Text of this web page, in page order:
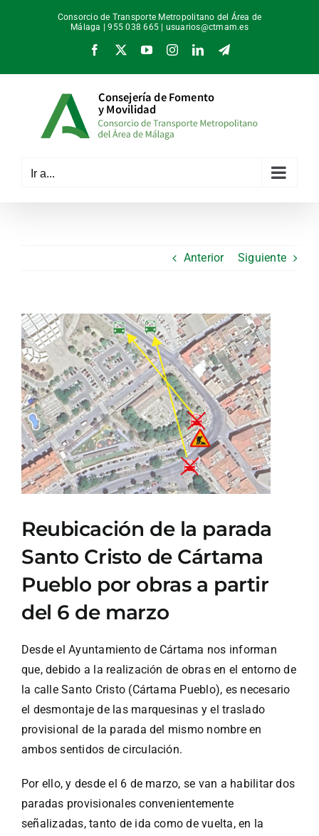
Consorcio de Transporte Metropolitano del Área de
Málaga | 955 038 665 | usuarios@ctmam.es
Facebook
X YouTubeInstagramLinkedInTelegram
Ir a...
Anterior Siguiente
Ver
imagen
más
grande
Reubicación de la parada
Santo Cristo de Cártama
Pueblo por obras a partir
del 6 de marzo
Desde el Ayuntamiento de Cártama nos informan
que, debido a la realización de obras en el entorno de
la calle Santo Cristo (Cártama Pueblo), es necesario
el desmontaje de las marquesinas y el traslado
provisional de la parada del mismo nombre en
ambos sentidos de circulación.
Por ello, y desde el 6 de marzo, se van a habilitar dos
paradas provisionales convenientemente
señalizadas, tanto de ida como de vuelta, en la